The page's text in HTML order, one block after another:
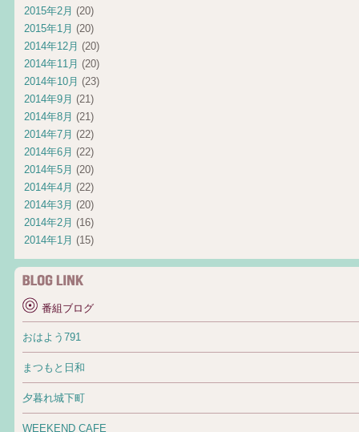
2015年2月 (20)
2015年1月 (20)
2014年12月 (20)
2014年11月 (20)
2014年10月 (23)
2014年9月 (21)
2014年8月 (21)
2014年7月 (22)
2014年6月 (22)
2014年5月 (20)
2014年4月 (22)
2014年3月 (20)
2014年2月 (16)
2014年1月 (15)
番組ブログ
おはよう791
まつもと日和
夕暮れ城下町
WEEKEND CAFE